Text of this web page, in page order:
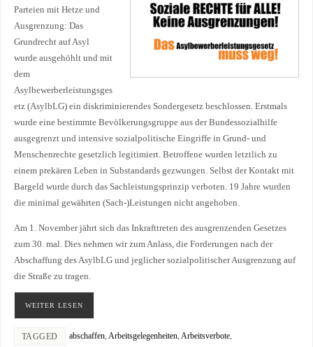
Parteien mit Hetze und
Ausgrenzung: Das
Grundrecht auf Asyl
wurde ausgehöhlt und mit
dem
Asylbewerberleistungsges
etz (AsylbLG) ein diskriminierendes Sondergesetz beschlossen. Erstmals
wurde eine bestimmte Bevölkerungsgruppe aus der Bundessozialhilfe
ausgegrenzt und intensive sozialpolitische Eingriffe in Grund- und
Menschenrechte gesetzlich legitimiert. Betroffene wurden letztlich zu
einem prekären Leben in Substandards gezwungen. Selbst der Kontakt mit
Bargeld wurde durch das Sachleistungsprinzip verboten. 19 Jahre wurden
die minimal gewährten (Sach-)Leistungen nicht angehoben.
Am 1. November jährt sich das Inkrafttreten des ausgrenzenden Gesetzes
zum 30. mal. Dies nehmen wir zum Anlass, die Forderungen nach der
Abschaffung des AsylbLG und jeglicher sozialpolitischer Ausgrenzung auf
die Straße zu tragen.
WEITER LESEN
TAGGED abschaffen, Arbeitsgelegenheiten, Arbeitsverbote,